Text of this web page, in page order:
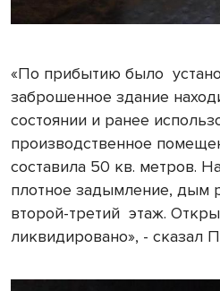
«По прибытию было
заброшенное здание
состоянии и ранее
производственное
составила 50 кв. метров.
плотное задымление, дым
второй-третий этаж.
ликвидировано», - сказал